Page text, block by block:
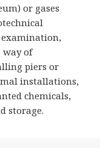
or gases
of
piers or
installations,
chemicals,
storage.